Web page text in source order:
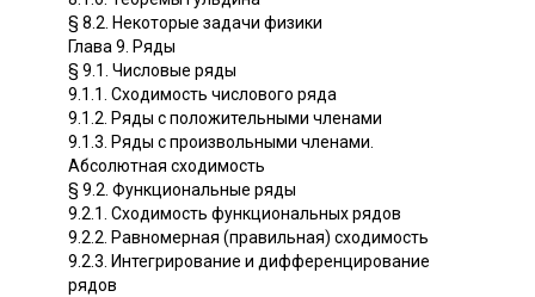
§ 8.2. Некоторые задачи физики
Глава 9. Ряды
§ 9.1. Числовые ряды
9.1.1. Сходимость числового ряда
9.1.2. Ряды с положительными членами
9.1.3. Ряды с произвольными членами.
Абсолютная сходимость
§ 9.2. Функциональные ряды
9.2.1. Сходимость функциональных рядов
9.2.2. Равномерная (правильная) сходимость
9.2.3. Интегрирование и дифференцирование
рядов